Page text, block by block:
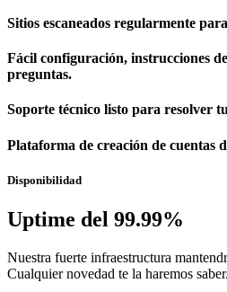
Sitios escaneados regularmente
Fácil configuración, instrucciones
preguntas.
Soporte técnico listo para resolver
Plataforma de creación de cuentas
Disponibilidad
Uptime del 99.99%
Nuestra fuerte infraestructura
Cualquier novedad te la haremos saber.